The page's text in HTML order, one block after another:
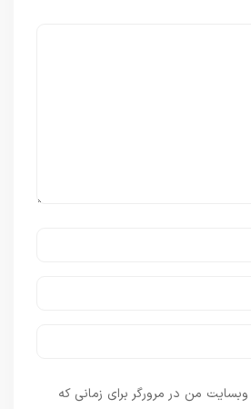
من در مرورگر برای زمانی که